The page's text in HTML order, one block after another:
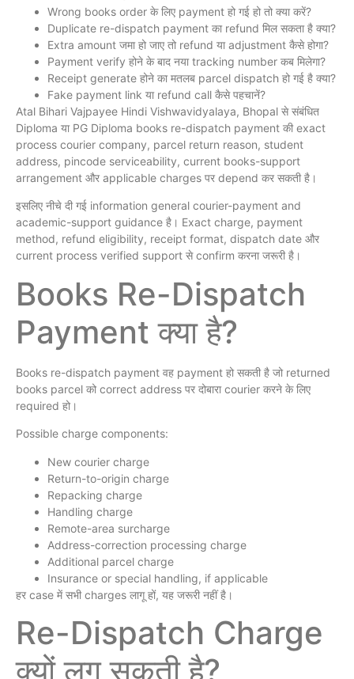
Wrong books order के लिए payment हो गई हो तो क्या करें?
Duplicate re-dispatch payment का refund मिल सकता है क्या?
Extra amount जमा हो जाए तो refund या adjustment कैसे होगा?
Payment verify होने के बाद नया tracking number कब मिलेगा?
Receipt generate होने का मतलब parcel dispatch हो गई है क्या?
Fake payment link या refund call कैसे पहचानें?
Atal Bihari Vajpayee Hindi Vishwavidyalaya, Bhopal से संबंधित
Diploma या PG Diploma books re-dispatch payment की exact
process courier company, parcel return reason, student
address, pincode serviceability, current books-support
arrangement और applicable charges पर depend कर सकती है।
इसलिए नीचे दी गई information general courier-payment and
academic-support guidance है। Exact charge, payment
method, refund eligibility, receipt format, dispatch date और
current process verified support से confirm करना जरूरी है।
Books Re-Dispatch
Payment क्या है?
Books re-dispatch payment वह payment हो सकती है जो returned
books parcel को correct address पर दोबारा courier करने के लिए
required हो।
Possible charge components:
New courier charge
Return-to-origin charge
Repacking charge
Handling charge
Remote-area surcharge
Address-correction processing charge
Additional parcel charge
Insurance or special handling, if applicable
हर case में सभी charges लागू हों, यह जरूरी नहीं है।
Re-Dispatch Charge
क्यों लग सकती है?